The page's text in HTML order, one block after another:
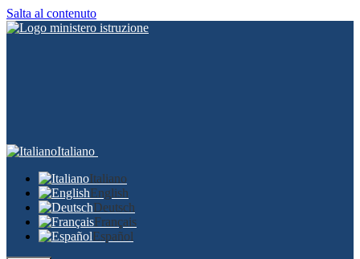
Salta al contenuto
Italiano
Italiano
English
Deutsch
Français
Español